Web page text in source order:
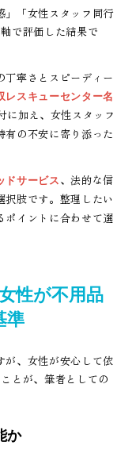
」「女性スタッフ同行
で評価した結果で
寧さとスピーディー
レスキューセンター名
に加え、女性スタッフ
有の不安に寄り添った
ドサービス 、法的な信
択肢です。整理したい
ポイントに合わせて選
性が不用品
準
が、女性が安心して依
とが、筆者としての
か